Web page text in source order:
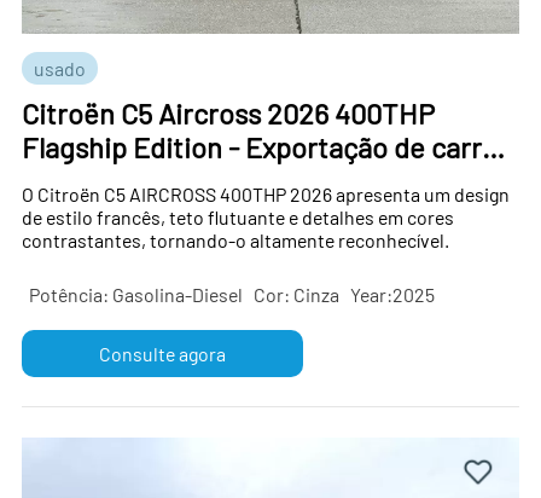
usado
Citroën C5 Aircross 2026 400THP
Flagship Edition - Exportação de carros
usados ​​da China
O Citroën C5 AIRCROSS 400THP 2026 apresenta um design
de estilo francês, teto flutuante e detalhes em cores
contrastantes, tornando-o altamente reconhecível.
Potência: Gasolina-Diesel Cor: Cinza Year:2025
Consulte agora